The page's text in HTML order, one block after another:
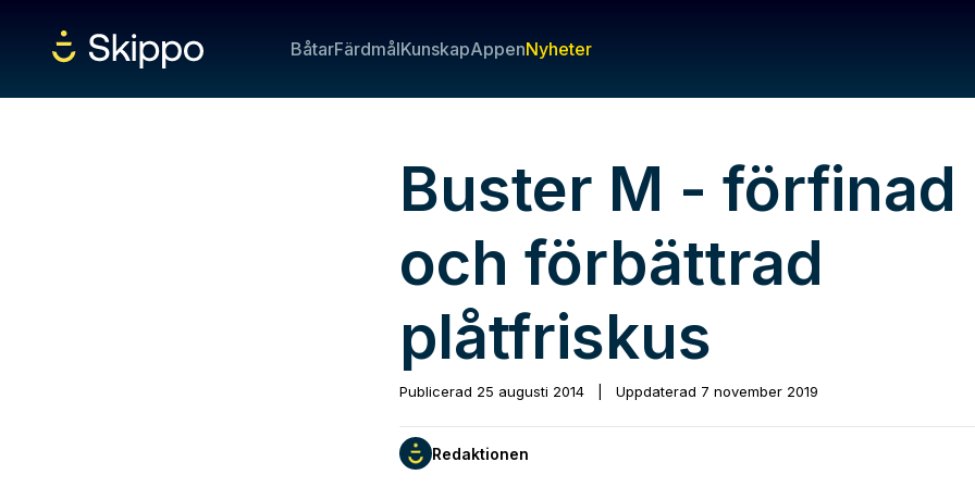
BåtarFärdmålKunskapAppenNyheter
Buster M - förfinad
och förbättrad
plåtfriskus
Publicerad 25 augusti 2014 Uppdaterad 7 november 2019
Redaktionen